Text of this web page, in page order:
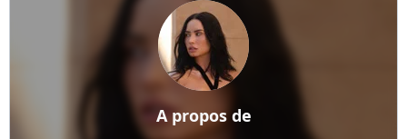
A propos de